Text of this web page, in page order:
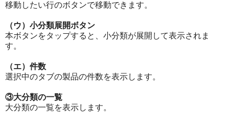
移動したい行のボタンで移動できます。
（ウ）小分類展開ボタン
本ボタンをタップすると、小分類が展開して表示されま
す。
（エ）件数
選択中のタブの製品の件数を表示します。
③大分類の一覧
大分類の一覧を表示します。